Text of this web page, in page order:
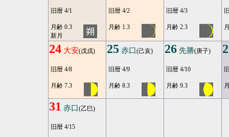
旧暦 4/1
月齢 0.3
新月
旧暦 4/2
月齢 1.3
旧暦 4/3
月齢 2.3
24 大安(戊戌)
旧暦 4/8
月齢 7.3
25 赤口(己亥)
旧暦 4/9
月齢 8.3
26 先勝(庚子)
旧暦 4/10
月齢 9.3
31 赤口(乙巳)
旧暦 4/15